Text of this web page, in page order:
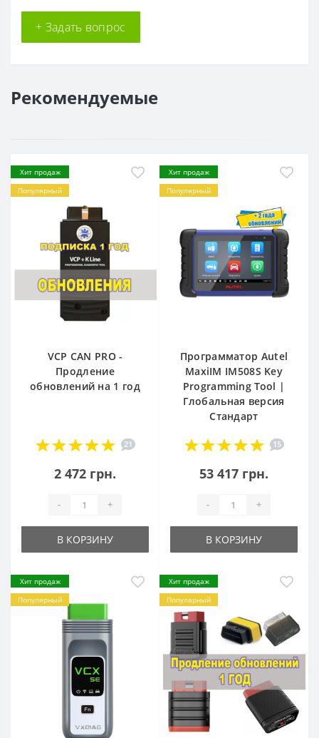
+ Задать вопрос
Рекомендуемые
Хит продаж
Популярный
VCP CAN PRO -
Продление
обновлений на 1 год
21
2 472 грн.
- +
В КОРЗИНУ
Хит продаж
Популярный
Программатор Autel
MaxiIM IM508S Key
Programming Tool |
Глобальная версия
Стандарт
15
53 417 грн.
- +
В КОРЗИНУ
Хит продаж
Популярный
Хит продаж
Популярный